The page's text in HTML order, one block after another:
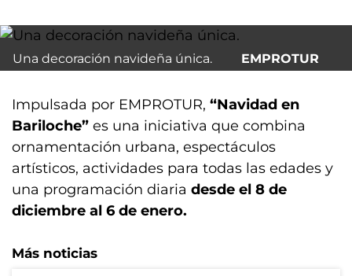
Una decoración navideña única. EMPROTUR
Impulsada por EMPROTUR, “Navidad en
Bariloche” es una iniciativa que combina
ornamentación urbana, espectáculos
artísticos, actividades para todas las edades y
una programación diaria desde el 8 de
diciembre al 6 de enero.
Más noticias